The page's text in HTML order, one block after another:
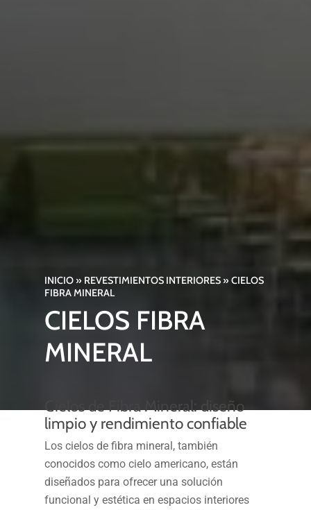
INICIO» REVESTIMIENTOS INTERIORES»CIELOS
FIBRA MINERAL
CIELOS FIBRA
MINERAL
Cielos de Fibra Mineral: diseño
limpio y rendimiento confiable
Los cielos de fibra mineral, también
conocidos como cielo americano, están
diseñados para ofrecer una solución
funcional y estética en espacios interiores